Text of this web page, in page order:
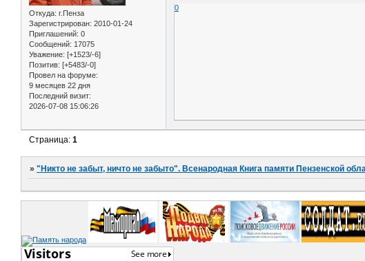
Откуда: г.Пенза
Зарегистрирован: 2010-01-24
Приглашений: 0
Сообщений: 17075
Уважение: [+1523/-6]
Позитив: [+5483/-0]
Провел на форуме:
9 месяцев 22 дня
Последний визит:
2026-07-08 15:06:26
0
Страница:1
»"Никто не забыт, ничто не забыто". Всенародная Книга памяти Пензенской